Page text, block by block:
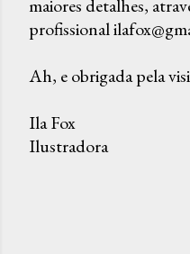
P
o
t
r
u
maiores detalhes,
profissional
Ah, e obrigada pela
Ila Fox
Ilustradora